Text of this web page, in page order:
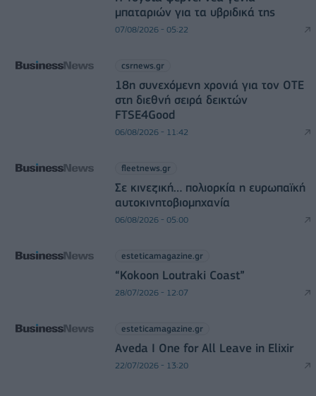
μπαταριών για τα υβριδικά της
07/08/2026 - 05:22
csrnews.gr
18η συνεχόμενη χρονιά για τον ΟΤΕ
στη διεθνή σειρά δεικτών
FTSE4Good
06/08/2026 - 11:42
fleetnews.gr
Σε κινεζική… πολιορκία η ευρωπαϊκή
αυτοκινητοβιομηχανία
06/08/2026 - 05:00
esteticamagazine.gr
“Kokoon Loutraki Coast”
28/07/2026 - 12:07
esteticamagazine.gr
Aveda I One for All Leave in Elixir
22/07/2026 - 13:20